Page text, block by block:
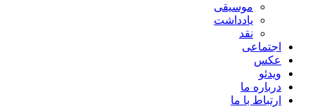
موسیقی
یادداشت
نقد
اجتماعی
عکس
ویدئو
درباره ما
ارتباط با ما